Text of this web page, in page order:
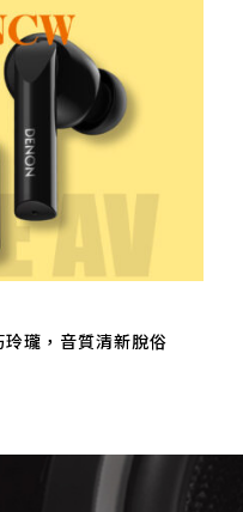
瓏，音質清新脫俗